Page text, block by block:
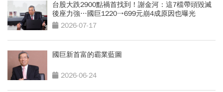
台股大跌2900點禍首找到！謝金河：這7檔帶頭毀滅
後座力強…國巨1220→699元崩4成原因也曝光
2026-07-17
國巨新首富的霸業藍圖
2026-06-24